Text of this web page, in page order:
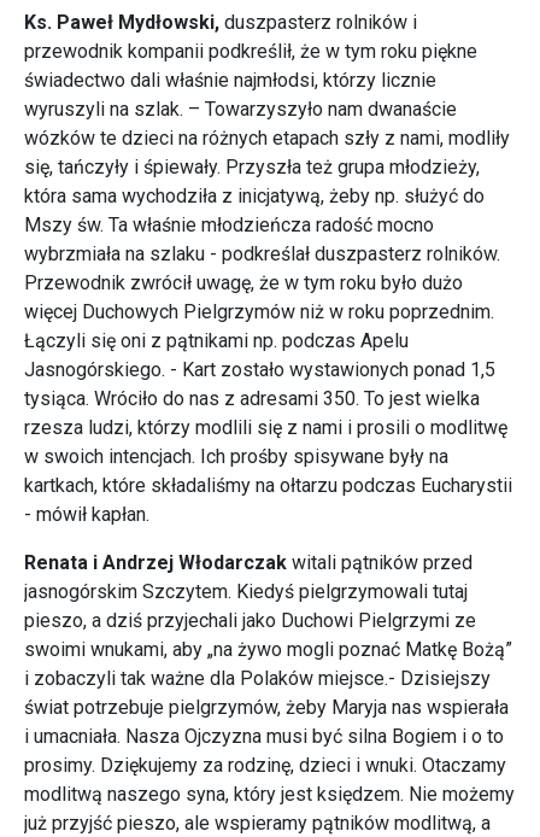
Ks. Paweł Mydłowski, duszpasterz rolników i
przewodnik kompanii podkreślił, że w tym roku piękne
świadectwo dali właśnie najmłodsi, którzy licznie
wyruszyli na szlak. – Towarzyszyło nam dwanaście
wózków te dzieci na różnych etapach szły z nami, modliły
się, tańczyły i śpiewały. Przyszła też grupa młodzieży,
która sama wychodziła z inicjatywą, żeby np. służyć do
Mszy św. Ta właśnie młodzieńcza radość mocno
wybrzmiała na szlaku - podkreślał duszpasterz rolników.
Przewodnik zwrócił uwagę, że w tym roku było dużo
więcej Duchowych Pielgrzymów niż w roku poprzednim.
Łączyli się oni z pątnikami np. podczas Apelu
Jasnogórskiego. - Kart zostało wystawionych ponad 1,5
tysiąca. Wróciło do nas z adresami 350. To jest wielka
rzesza ludzi, którzy modlili się z nami i prosili o modlitwę
w swoich intencjach. Ich prośby spisywane były na
kartkach, które składaliśmy na ołtarzu podczas Eucharystii
- mówił kapłan.
Renata i Andrzej Włodarczak witali pątników przed
jasnogórskim Szczytem. Kiedyś pielgrzymowali tutaj
pieszo, a dziś przyjechali jako Duchowi Pielgrzymi ze
swoimi wnukami, aby „na żywo mogli poznać Matkę Bożą”
i zobaczyli tak ważne dla Polaków miejsce.- Dzisiejszy
świat potrzebuje pielgrzymów, żeby Maryja nas wspierała
i umacniała. Nasza Ojczyzna musi być silna Bogiem i o to
prosimy. Dziękujemy za rodzinę, dzieci i wnuki. Otaczamy
modlitwą naszego syna, który jest księdzem. Nie możemy
już przyjść pieszo, ale wspieramy pątników modlitwą, a